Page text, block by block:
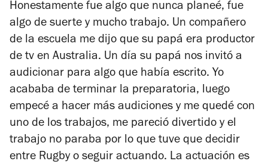
Honestamente fue algo que nunca planeé, fue
algo de suerte y mucho trabajo. Un compañero
de la escuela me dijo que su papá era productor
de tv en Australia. Un día su papá nos invitó a
audicionar para algo que había escrito. Yo
acababa de terminar la preparatoria, luego
empecé a hacer más audiciones y me quedé con
uno de los trabajos, me pareció divertido y el
trabajo no paraba por lo que tuve que decidir
entre Rugby o seguir actuando. La actuación es